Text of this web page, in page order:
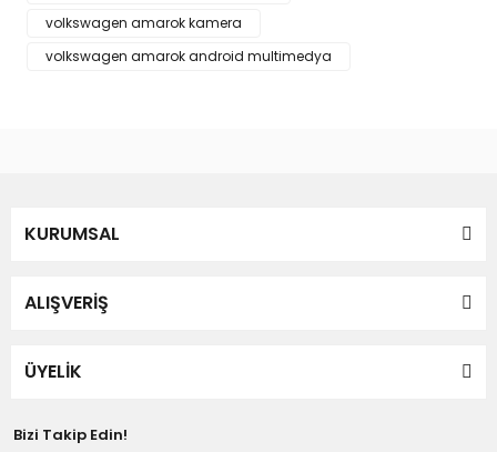
volkswagen amarok kamera
volkswagen amarok android multimedya
KURUMSAL
ALIŞVERİŞ
ÜYELİK
Bizi Takip Edin!